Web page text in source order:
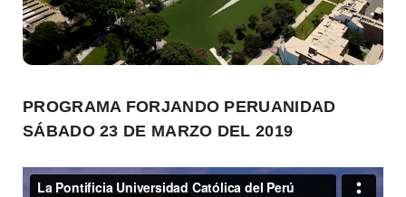
PROGRAMA FORJANDO PERUANIDAD
SÁBADO 23 DE MARZO DEL 2019